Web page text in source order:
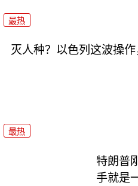
最热
灭人种？以色列这波操作
最热
特朗普
手就是